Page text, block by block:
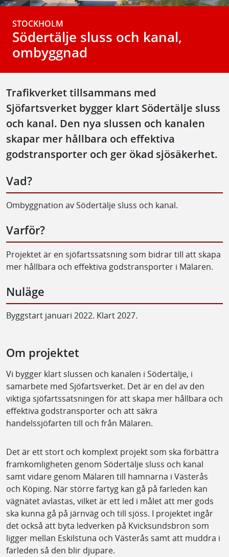
STOCKHOLM
Södertälje sluss och kanal,
ombyggnad
Trafikverket tillsammans med
Sjöfartsverket bygger klart Södertälje sluss
och kanal. Den nya slussen och kanalen
skapar mer hållbara och effektiva
godstransporter och ger ökad sjösäkerhet.
Vad?
Ombyggnation av Södertälje sluss och kanal.
Varför?
Projektet är en sjöfartssatsning som bidrar till att skapa
mer hållbara och effektiva godstransporter i Mälaren.
Nuläge
Byggstart januari 2022. Klart 2027.
Om projektet
Vi bygger klart slussen och kanalen i Södertälje, i
samarbete med Sjöfartsverket. Det är en del av den
viktiga sjöfartssatsningen för att skapa mer hållbara och
effektiva godstransporter och att säkra
handelssjöfarten till och från Mälaren.
Det är ett stort och komplext projekt som ska förbättra
framkomligheten genom Södertälje sluss och kanal
samt vidare genom Mälaren till hamnarna i Västerås
och Köping. När större fartyg kan gå på farleden kan
vägnätet avlastas, vilket är ett led i målet att mer gods
ska kunna gå på järnväg och till sjöss. I projektet ingår
det också att byta ledverken på Kvicksundsbron som
ligger mellan Eskilstuna och Västerås samt att muddra i
farleden så den blir djupare.